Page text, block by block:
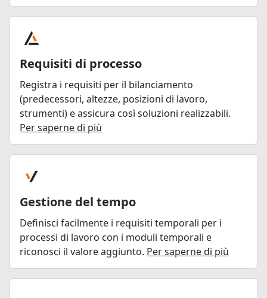
Requisiti di processo
Registra i requisiti per il bilanciamento
(predecessori, altezze, posizioni di lavoro,
strumenti) e assicura così soluzioni realizzabili.
Per saperne di più
Gestione del tempo
Definisci facilmente i requisiti temporali per i
processi di lavoro con i moduli temporali e
riconosci il valore aggiunto. Per saperne di più